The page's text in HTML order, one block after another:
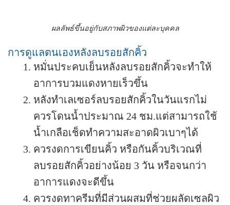
ผลลัพธ์ขึ้นอยู่กับสภาพผิวของแต่ละบุคคล
การดูแลตนเองหลังลบรอยสักคิ้ว
หมั่นประคบเย็นหลังลบรอยสักคิ้วจะทำให้
อาการบวมแดงหายเร็วขึ้น
หลังทำเลเซอร์ลบรอยสักคิ้วในวันแรกไม่
ควรโดนน้ำประมาณ 24 ชม.แต่สามารถใช้
น้ำเกลือเช็ดทำความสะอาดผิวเบาๆได้
ควรงดการเขียนคิ้ว หรือกันคิ้วบริเวณที่
ลบรอยสักคิ้วอย่างน้อย 3 วัน หรือจนกว่า
อาการแดงจะดีขึ้น
ควรงดทาครีมที่มีส่วนผสมที่ช่วยผลัดเซลผิว